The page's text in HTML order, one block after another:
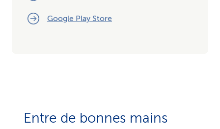
Google Play Store
Entre de bonnes mains